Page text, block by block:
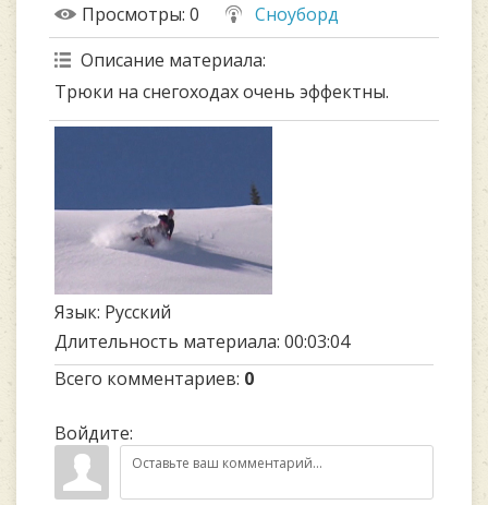
Просмотры: 0
Сноуборд
Описание материала:
Трюки на снегоходах очень эффектны.
Язык: Русский
Длительность материала: 00:03:04
Всего комментариев: 0
Войдите: